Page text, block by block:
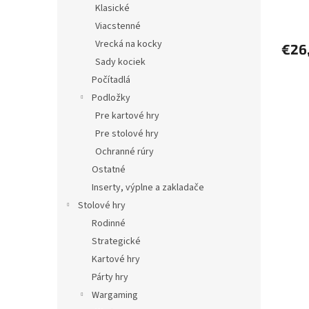
Klasické
Viacstenné
Vrecká na kocky
Sady kociek
Počítadlá
Podložky
Pre kartové hry
Pre stolové hry
Ochranné rúry
Ostatné
Inserty, výplne a zakladače
Stolové hry
Rodinné
Strategické
Kartové hry
Párty hry
Wargaming